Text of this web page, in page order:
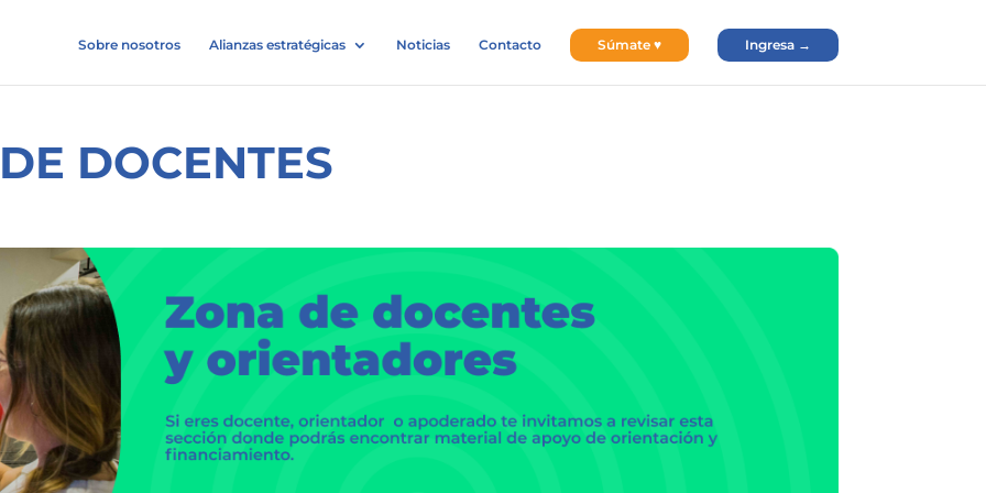
Sobre nosotros Alianzas estratégicas Noticias Contacto Súmate ♥ Ingresa →
DOCENTES